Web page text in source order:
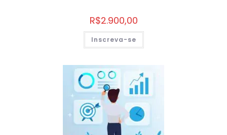
R$2.900,00
Inscreva-se